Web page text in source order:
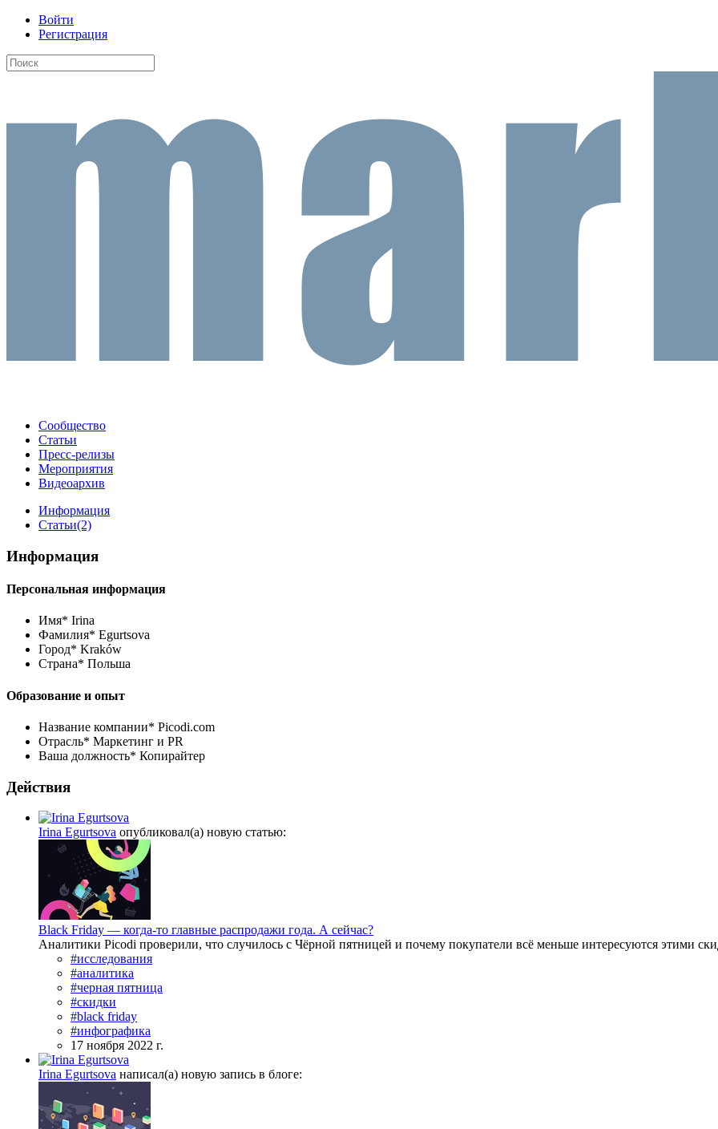
Войти
Регистрация
Сообщество
Статьи
Пресс-релизы
Мероприятия
Видеоархив
Информация
Статьи(2)
Информация
Персональная информация
Имя* Irina
Фамилия* Egurtsova
Город* Kraków
Страна* Польша
Образование и опыт
Название компании* Picodi.com
Отрасль* Маркетинг и PR
Ваша должность* Копирайтер
Действия
Irina Egurtsova опубликовал(а) новую статью:
Black Friday — когда-то главные распродажи года. А сейчас?
Аналитики Picodi проверили, что случилось с Чёрной пятницей и почему покупатели всё меньше интересуются этими
#исследования
#аналитика
#черная пятница
#скидки
#black friday
#инфографика
17 ноября 2022 г.
Irina Egurtsova написал(а) новую запись в блоге: